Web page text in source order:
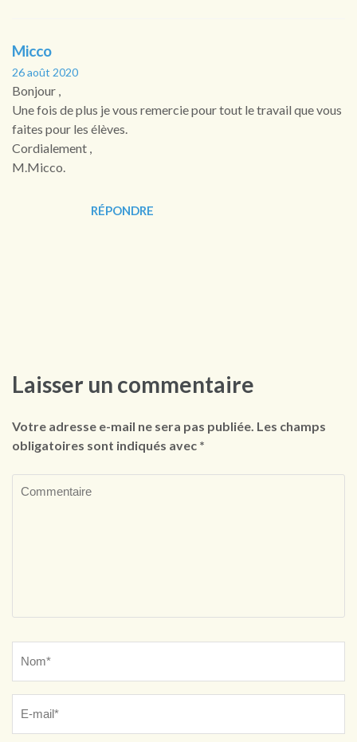
Micco
26 août 2020
Bonjour ,
Une fois de plus je vous remercie pour tout le travail que vous
faites pour les élèves.
Cordialement ,
M.Micco.
RÉPONDRE
Laisser un commentaire
Votre adresse e-mail ne sera pas publiée. Les champs
obligatoires sont indiqués avec *